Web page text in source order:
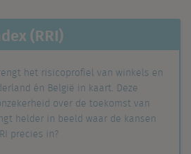
(RRI)
het risicoprofiel van winkels en
én België in kaart. Deze
over de toekomst van
helder in beeld waar de kansen
precies in?